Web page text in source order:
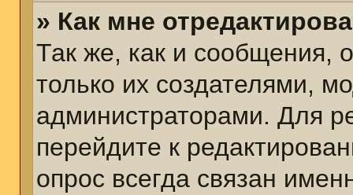
» Как мне
Так же, как и сообщения,
только их создателями,
администраторами. Для
перейдите к
опрос всегда связан